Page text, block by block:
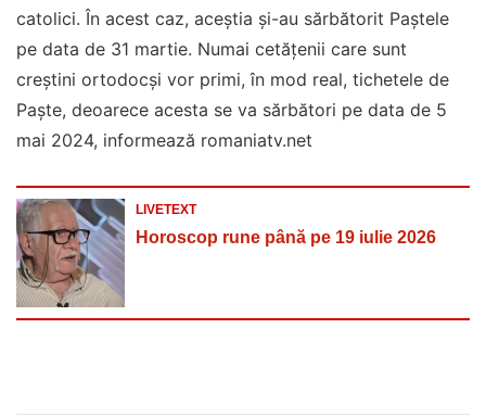
catolici. În acest caz, aceștia și-au sărbătorit Paștele
pe data de 31 martie. Numai cetățenii care sunt
creștini ortodocși vor primi, în mod real, tichetele de
Paște, deoarece acesta se va sărbători pe data de 5
mai 2024, informează romaniatv.net
LIVETEXT
Horoscop rune până pe 19 iulie 2026